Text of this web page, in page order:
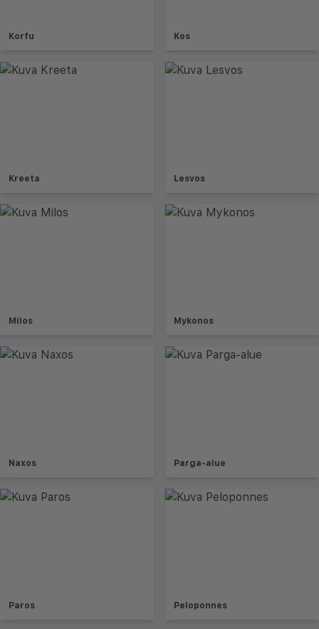
Korfu Kos
Kreeta Lesvos
Milos Mykonos
Naxos Parga-alue
Paros Peloponnes